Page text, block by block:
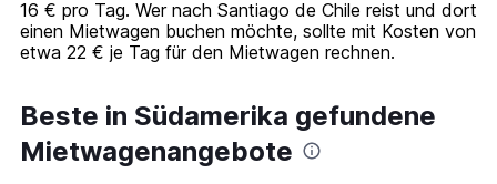
Range:
0
to
16 € pro Tag. Wer nach Santiago de Chile reist und dort
einen Mietwagen buchen möchte, sollte mit Kosten von
etwa 22 € je Tag für den Mietwagen rechnen.
Beste in Südamerika gefundene
Mietwagenangebote